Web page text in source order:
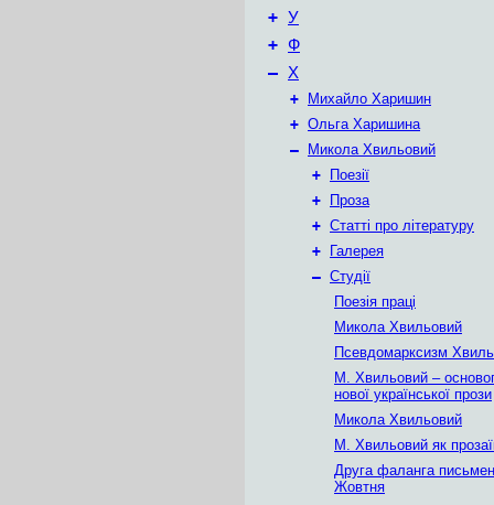
+ У
+ Ф
– Х
+
Михайло Харишин
+ Ольга Харишина
–
Микола Хвильовий
+
Поезії
+
Проза
+ Статті про літературу
+
Галерея
– Студії
Поезія праці
Микола Хвильовий
Псевдомарксизм
М. Хвильовий –
нової української прози
Микола Хвильовий
M. Хвильовий як
Друга фаланга
Жовтня